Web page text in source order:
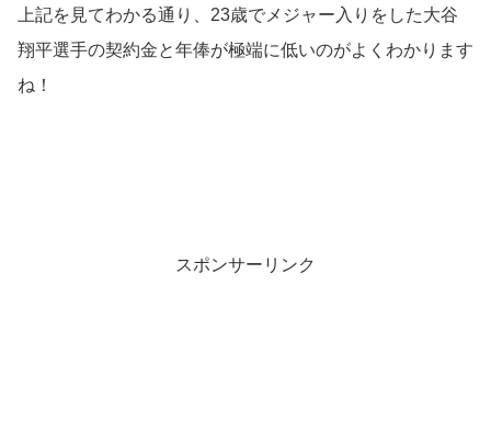
上記を見てわかる通り、23歳でメジャー入りをした大谷
翔平選手の契約金と年俸が極端に低いのがよくわかります
ね！
スポンサーリンク